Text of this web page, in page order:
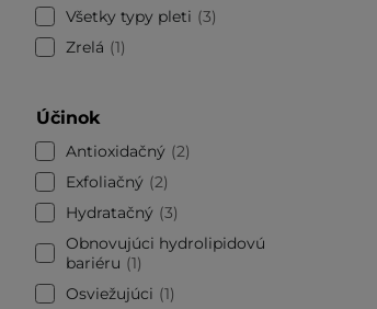
Všetky typy pleti
3
Zrelá
1
Účinok
Antioxidačný
2
Exfoliačný
2
Hydratačný
3
Obnovujúci hydrolipidovú
bariéru
1
Osviežujúci
1